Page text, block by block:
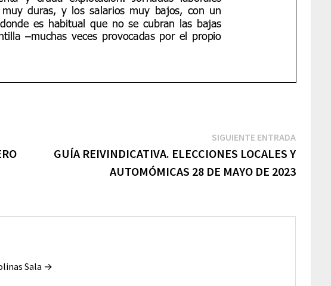
SIGUIENTE ENTRADASiguiente
entrada:
GUÍA REIVINDICATIVA. ELECCIONES LOCALES Y
AUTOMÓMICAS 28 DE MAYO DE 2023
Sala →